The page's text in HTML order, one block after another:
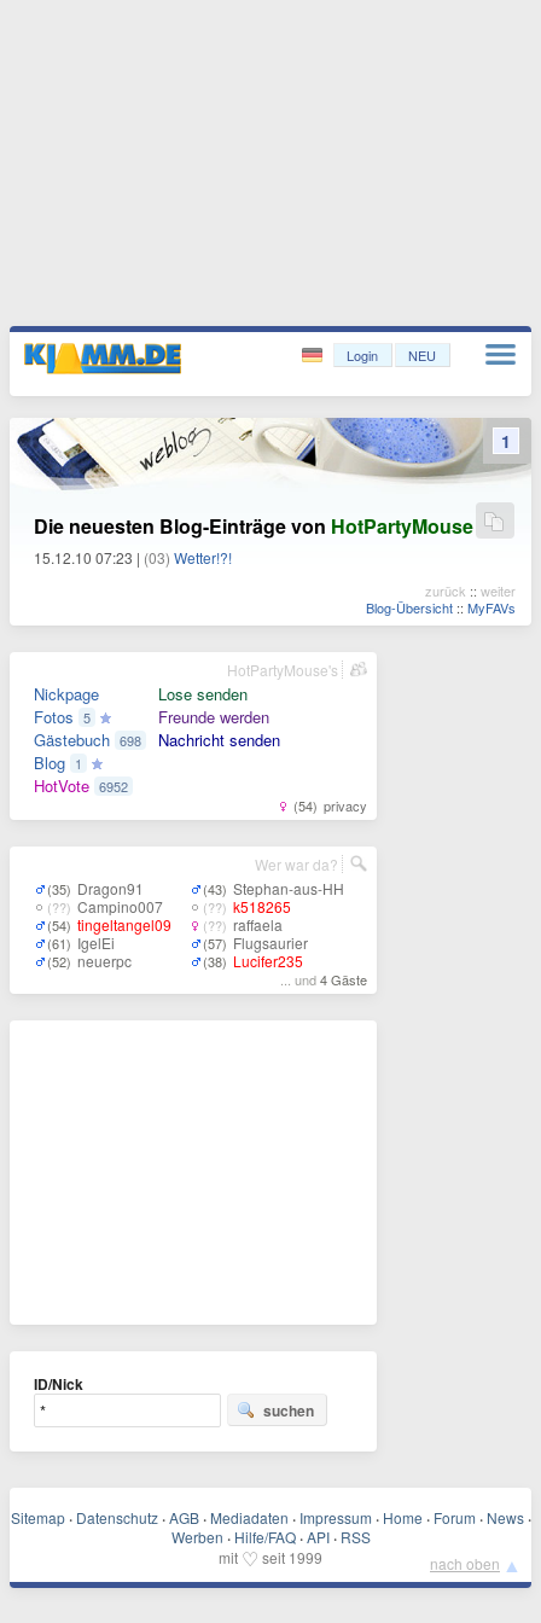
Login NEU
Die neuesten Blog-Einträge von HotPartyMouse
15.12.10 07:23 | (03) Wetter!?!
zurück :: weiter
Blog-Übersicht :: MyFAVs
1
Nickpage
Fotos 5
Gästebuch 698
Blog 1
HotVote 6952
Lose senden
Freunde werden
Nachricht senden
(54) privacy
HotPartyMouse's
(35) Dragon91
(??) Campino007
(54) tingeltangel09
(61) IgelEi
(52) neuerpc
(43) Stephan-aus-HH
(??) k518265
(??) raffaela
(57) Flugsaurier
(38) Lucifer235
... und4 Gäste
Wer war da?
ID/Nick
suchen
Sitemap · Datenschutz · AGB · Mediadaten · Impressum · Home · Forum · News ·
Werben · Hilfe/FAQ · API · RSS
mit ♡ seit 1999 nach oben ▲